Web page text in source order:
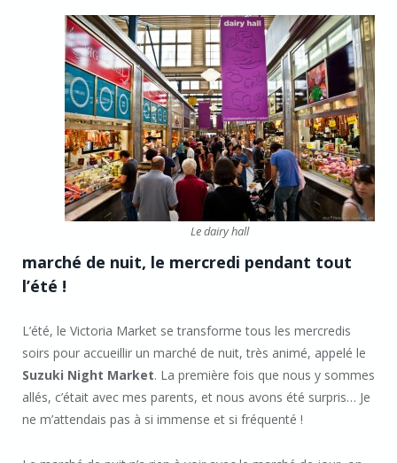
Le dairy hall
marché de nuit, le mercredi pendant tout
l’été !
L’été, le Victoria Market se transforme tous les mercredis
soirs pour accueillir un marché de nuit, très animé, appelé le
Suzuki Night Market. La première fois que nous y sommes
allés, c’était avec mes parents, et nous avons été surpris… Je
ne m’attendais pas à si immense et si fréquenté !